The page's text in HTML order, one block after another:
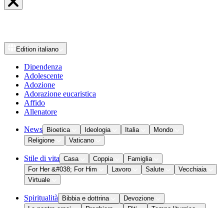
Edition italiano
Dipendenza
Adolescente
Adozione
Adorazione eucaristica
Affido
Allenatore
News Bioetica Ideologia Italia
Mondo
Religione
Vaticano
Stile di vita Casa Coppia
Famiglia
For Her &#038; For Him
Lavoro Salute
Vecchiaia
Virtuale
Spiritualità Bibbia e dottrina
Devozione